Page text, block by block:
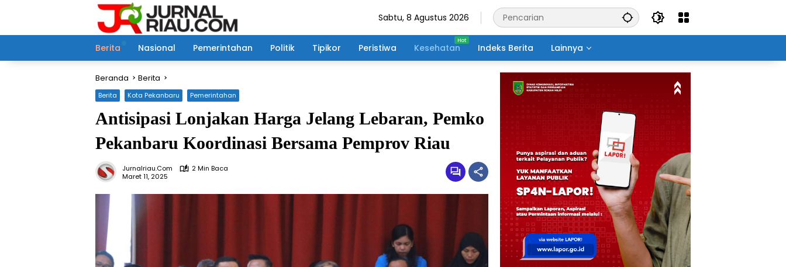
Sabtu, 8 Agustus 2026
Berita Nasional Pemerintahan Politik Tipikor Peristiwa Kesehatan Indeks Berita Lainnya
Beranda Berita
Berita Kota Pekanbaru Pemerintahan
Antisipasi Lonjakan Harga Jelang Lebaran, Pemko
Pekanbaru Koordinasi Bersama Pemprov Riau
Jurnalriau.com
2 Min Baca
Maret 11, 2025